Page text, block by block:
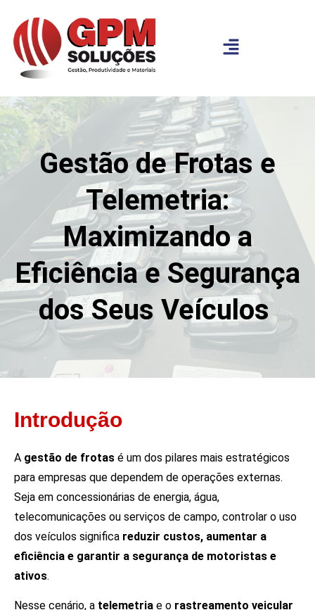
Gestão de Frotas e
Telemetria:
Maximizando a
Eficiência e Segurança
dos Seus Veículos
Introdução
A gestão de frotas é um dos pilares mais estratégicos
para empresas que dependem de operações externas.
Seja em concessionárias de energia, água,
telecomunicações ou serviços de campo, controlar o uso
dos veículos significa reduzir custos, aumentar a
eficiência e garantir a segurança de motoristas e
ativos.
Nesse cenário, a telemetria e o rastreamento veicular